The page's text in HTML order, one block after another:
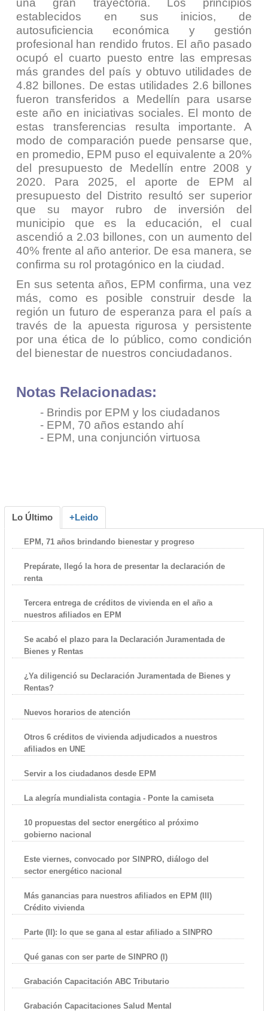
una gran trayectoria. Los principios
establecidos en sus inicios, de
autosuficiencia económica y gestión
profesional han rendido frutos. El año pasado
ocupó el cuarto puesto entre las empresas
más grandes del país y obtuvo utilidades de
4.82 billones. De estas utilidades 2.6 billones
fueron transferidos a Medellín para usarse
este año en iniciativas sociales. El monto de
estas transferencias resulta importante. A
modo de comparación puede pensarse que,
en promedio, EPM puso el equivalente a 20%
del presupuesto de Medellín entre 2008 y
2020. Para 2025, el aporte de EPM al
presupuesto del Distrito resultó ser superior
que su mayor rubro de inversión del
municipio que es la educación, el cual
ascendió a 2.03 billones, con un aumento del
40% frente al año anterior. De esa manera, se
confirma su rol protagónico en la ciudad.
En sus setenta años, EPM confirma, una vez
más, como es posible construir desde la
región un futuro de esperanza para el país a
través de la apuesta rigurosa y persistente
por una ética de lo público, como condición
del bienestar de nuestros conciudadanos.
Notas Relacionadas:
- Brindis por EPM y los ciudadanos
- EPM, 70 años estando ahí
- EPM, una conjunción virtuosa
Lo Último +Leido
EPM, 71 años brindando bienestar y progreso
Prepárate, llegó la hora de presentar la declaración de
renta
Tercera entrega de créditos de vivienda en el año a
nuestros afiliados en EPM
Se acabó el plazo para la Declaración Juramentada de
Bienes y Rentas
¿Ya diligenció su Declaración Juramentada de Bienes y
Rentas?
Nuevos horarios de atención
Otros 6 créditos de vivienda adjudicados a nuestros
afiliados en UNE
Servir a los ciudadanos desde EPM
La alegría mundialista contagia - Ponte la camiseta
10 propuestas del sector energético al próximo
gobierno nacional
Este viernes, convocado por SINPRO, diálogo del
sector energético nacional
Más ganancias para nuestros afiliados en EPM (III)
Crédito vivienda
Parte (II): lo que se gana al estar afiliado a SINPRO
Qué ganas con ser parte de SINPRO (I)
Grabación Capacitación ABC Tributario
Grabación Capacitaciones Salud Mental